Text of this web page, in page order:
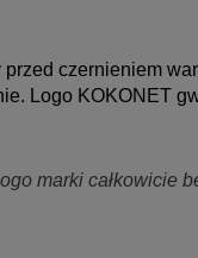
czernieniem
Logo KOKONET
marki całkowicie